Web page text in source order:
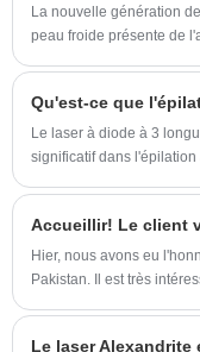
La nouvelle génération
peau froide présente de
Qu'est-ce que
Le laser à diode à 3
significatif dans
une option attrayante
Hier, nous avons eu
Pakistan. Il est très
Le laser